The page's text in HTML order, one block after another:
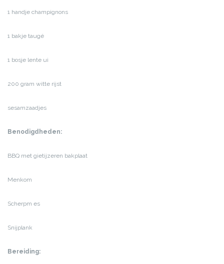
1 handje champignons
1 bakje taugé
1 bosje lente ui
200 gram witte rijst
sesamzaadjes
Benodigdheden:
BBQ met gietijzeren bakplaat
Menkom
Scherpm es
Snijplank
Bereiding: